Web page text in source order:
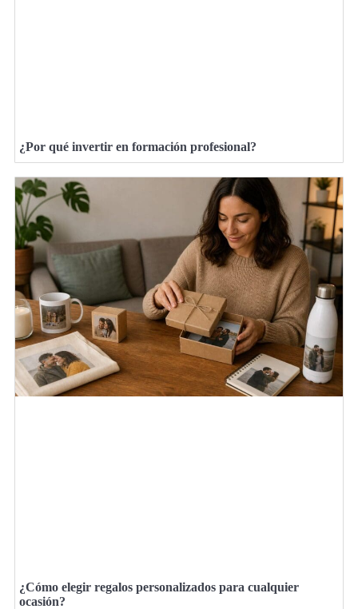
¿Por qué invertir en formación profesional?
¿Cómo elegir regalos personalizados para cualquier
ocasión?